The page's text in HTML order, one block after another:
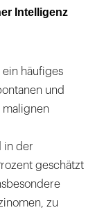
Intelligenz
häufiges
und
malignen
in der
geschätzt
zu